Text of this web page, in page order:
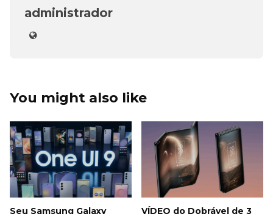
administrador
You might also like
Seu Samsung Galaxy
VÍDEO do Dobrável de 3